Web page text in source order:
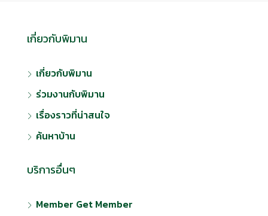
เกี่ยวกับพิมาน
เกี่ยวกับพิมาน
ร่วมงานกับพิมาน
เรื่องราวที่น่าสนใจ
ค้นหาบ้าน
บริการอื่นๆ
Member Get Member